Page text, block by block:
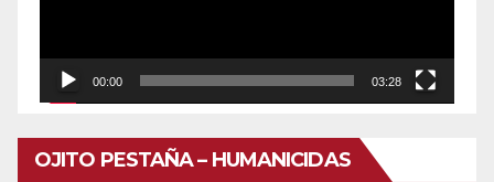
00:00 03:28
OJITO PESTAÑA – HUMANICIDAS